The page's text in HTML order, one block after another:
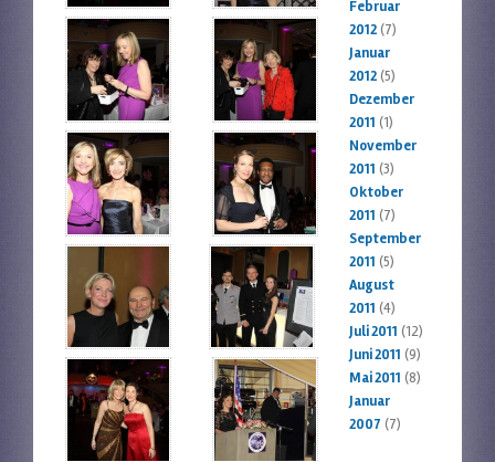
Februar
2012(7)
Januar
2012(5)
Dezember
2011 (1)
November
2011 (3)
Oktober
2011 (7)
September
2011 (5)
August
2011 (4)
Juli 2011 (12)
Juni 2011 (9)
Mai 2011 (8)
Januar
2007 (7)